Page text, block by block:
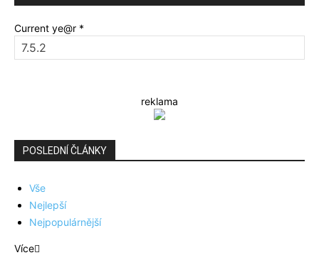
Current ye@r *
reklama
POSLEDNÍ ČLÁNKY
Vše
Nejlepší
Nejpopulárnější
Více